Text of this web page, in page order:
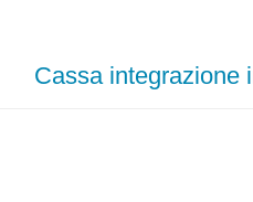
Cassa integrazione